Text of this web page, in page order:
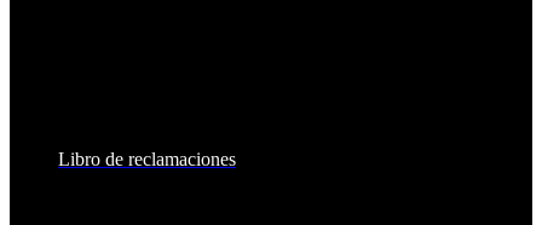
Libro de reclamaciones